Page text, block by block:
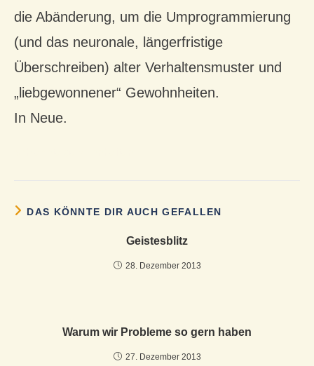
die Abänderung, um die Umprogrammierung
(und das neuronale, längerfristige
Überschreiben) alter Verhaltensmuster und
„liebgewonnener“ Gewohnheiten.
In Neue.
DAS KÖNNTE DIR AUCH GEFALLEN
Geistesblitz
28. Dezember 2013
Warum wir Probleme so gern haben
27. Dezember 2013